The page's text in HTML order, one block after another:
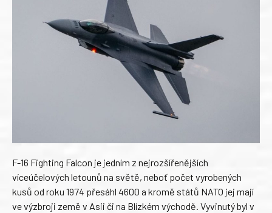
F-16 Fighting Falcon je jedním z nejrozšířenějších
víceúčelových letounů na světě, neboť počet vyrobených
kusů od roku 1974 přesáhl 4600 a kromě států NATO jej mají
ve výzbroji země v Asii či na Blízkém východě. Vyvinutý byl v